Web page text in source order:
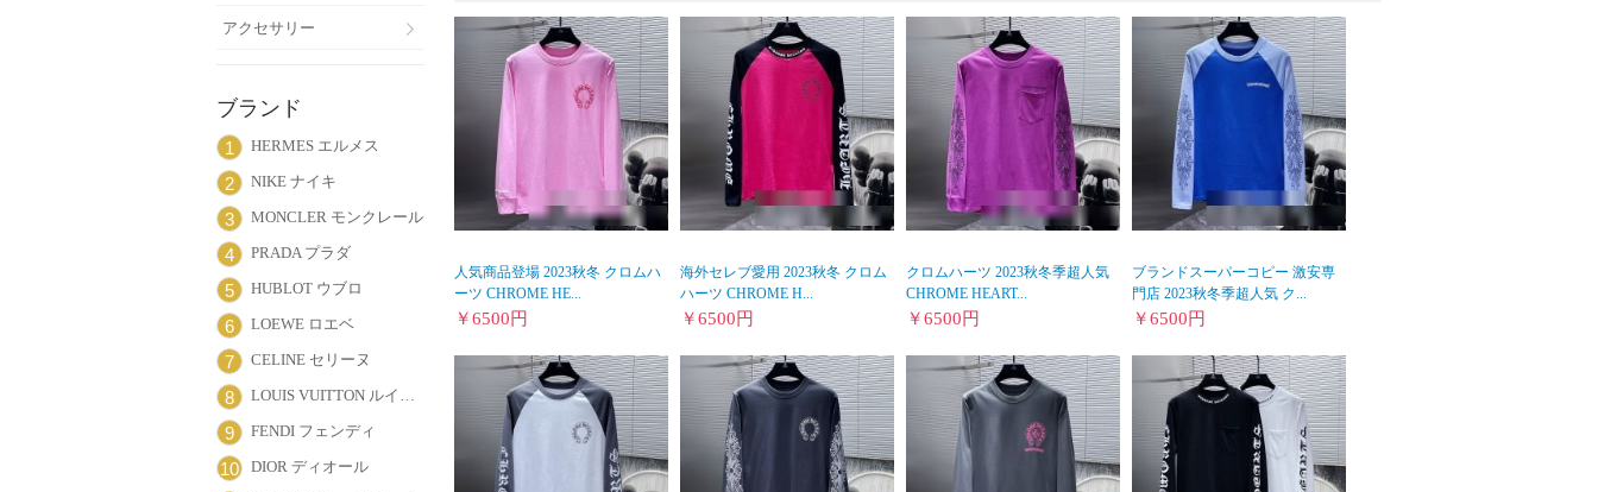
アクセサリー
ブランド
1 HERMES エルメス
2 NIKE ナイキ
3 MONCLER モンクレール
4 PRADA プラダ
5 HUBLOT ウブロ
6 LOEWE ロエベ
7 CELINE セリーヌ
8 LOUIS VUITTON ルイヴィトン
9 FENDI フェンディ
10 DIOR ディオール
人気商品登場 2023秋冬 クロムハ
ーツ CHROME HE...
￥6500円
海外セレブ愛用 2023秋冬 クロム
ハーツ CHROME H...
￥6500円
クロムハーツ 2023秋冬季超人気
CHROME HEART...
￥6500円
ブランドスーパーコピー 激安専
門店 2023秋冬季超人気 ク...
￥6500円